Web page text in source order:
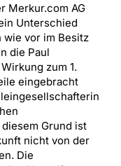
Merkur.com AG
Unterschied
wie vor im Besitz
die Paul
zum 1.
eingebracht
Grund ist
nicht von der
Die